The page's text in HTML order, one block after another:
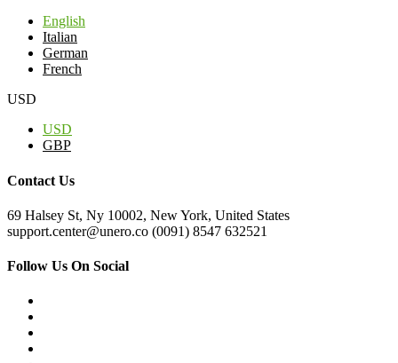
English
Italian
German
French
USD
USD
GBP
Contact Us
69 Halsey St, Ny 10002, New York, United States
support.center@unero.co (0091) 8547 632521
Follow Us On Social